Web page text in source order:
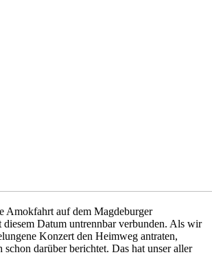
Amokfahrt auf dem Magdeburger
diesem Datum untrennbar verbunden. Als wir
Konzert den Heimweg antraten,
darüber berichtet. Das hat unser aller